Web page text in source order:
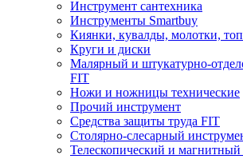
Инструмент сантехника
Инструменты Smartbuy
Киянки, кувалды, молотки,
Круги и диски
Малярный и штукатурно-
FIT
Ножи и ножницы технические
Прочий инструмент
Средства защиты труда FIT
Столярно-слесарный
Телескопический и